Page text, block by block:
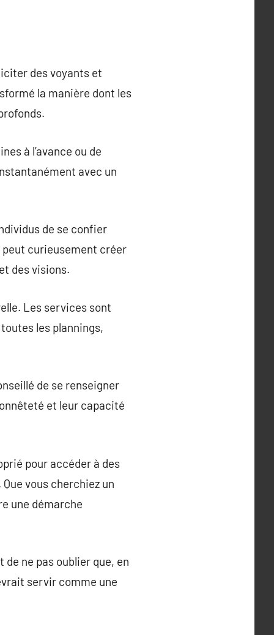
des voyants et
la manière dont les
à l’avance ou de
avec un
de se confier
peut curieusement créer
des visions.
Les services sont
les plannings,
de se renseigner
et leur capacité
pour accéder à des
vous cherchiez un
une démarche
ne pas oublier que, en
servir comme une